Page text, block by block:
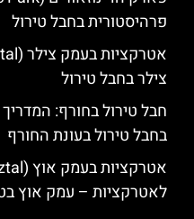
פרהיסטורית בחבל טירול
צילר בחבל טירול
חבל טירול בחורף:
בחבל טירול בעונת החורף
לאטרקציות – עמק אוץ